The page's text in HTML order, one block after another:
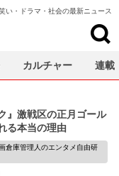
い・ドラマ・社会の最新ニュース
』激戦区の正月ゴール
る本当の理由
倉庫管理人のエンタメ自由研
カルチャー 連載